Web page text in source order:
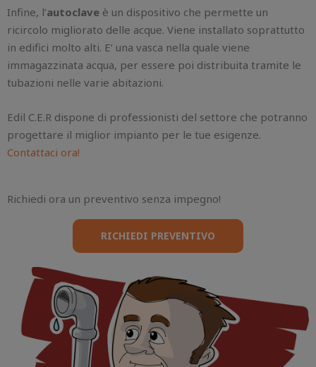
Infine, l’autoclave è un dispositivo che permette un
ricircolo migliorato delle acque. Viene installato soprattutto
in edifici molto alti. E’ una vasca nella quale viene
immagazzinata acqua, per essere poi distribuita tramite le
tubazioni nelle varie abitazioni.
Edil C.E.R dispone di professionisti del settore che potranno
progettare il miglior impianto per le tue esigenze.
Contattaci ora!
Richiedi ora un preventivo senza impegno!
RICHIEDI PREVENTIVO